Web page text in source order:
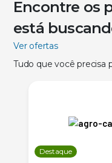
Encontre os
está
Ver ofertas
Tudo que você precisa
Destaque